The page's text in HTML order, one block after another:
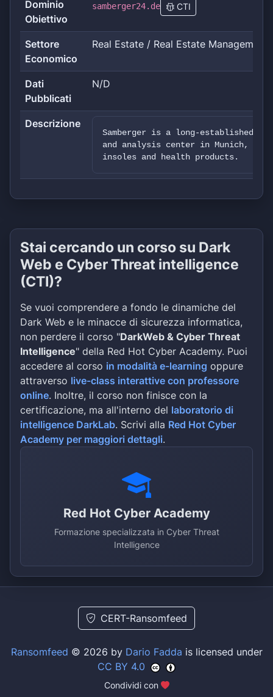
Dominio
Obiettivo
samberger24.de CTI
Settore
Economico
Real Estate / Real Estate Management
Dati
Pubblicati
N/D
Descrizione
Samberger is a long-established
and analysis center in Munich,
insoles and health products.
Stai cercando un corso su Dark
Web e Cyber Threat intelligence
(CTI)?
Se vuoi comprendere a fondo le dinamiche del
Dark Web e le minacce di sicurezza informatica,
non perdere il corso "DarkWeb & Cyber Threat
Intelligence" della Red Hot Cyber Academy. Puoi
accedere al corso in modalità e-learning oppure
attraverso live-class interattive con professore
online. Inoltre, il corso non finisce con la
certificazione, ma all'interno del laboratorio di
intelligence DarkLab. Scrivi alla Red Hot Cyber
Academy per maggiori dettagli.
Red Hot Cyber Academy
Formazione specializzata in Cyber Threat
Intelligence
CERT-Ransomfeed
Ransomfeed © 2026 by Dario Fadda is licensed under
CC BY 4.0
Condividi con